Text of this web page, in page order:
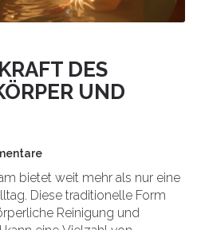
DES
UND
bietet weit mehr als nur eine
Diese traditionelle Form
Reinigung und